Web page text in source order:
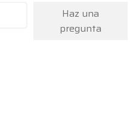
Haz una
pregunta